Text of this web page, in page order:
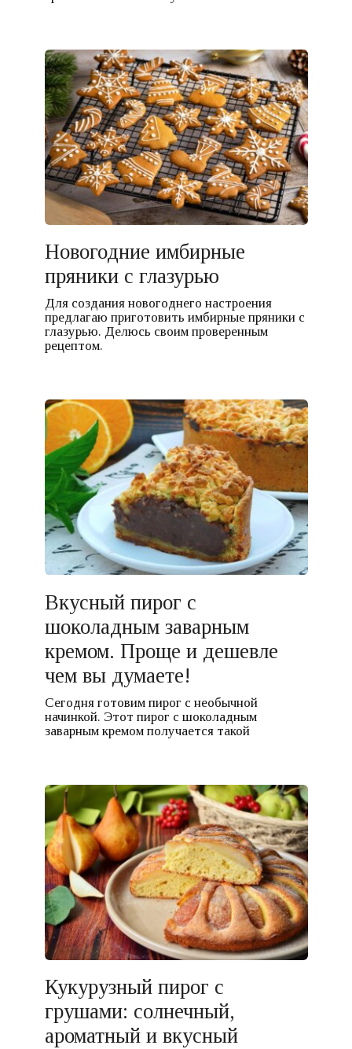
Новогодние имбирные
пряники с глазурью
Для создания новогоднего настроения
предлагаю приготовить имбирные пряники с
глазурью. Делюсь своим проверенным
рецептом.
Вкусный пирог с
шоколадным заварным
кремом. Проще и дешевле
чем вы думаете!
Сегодня готовим пирог с необычной
начинкой. Этот пирог с шоколадным
заварным кремом получается такой
Кукурузный пирог с
грушами: солнечный,
ароматный и вкусный